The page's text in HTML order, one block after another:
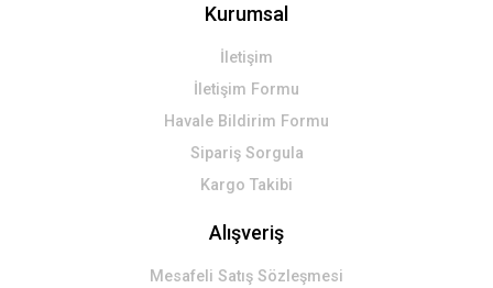
Gönder
Kurumsal
İletişim
İletişim Formu
Havale Bildirim Formu
Sipariş Sorgula
Kargo Takibi
Alışveriş
Mesafeli Satış Sözleşmesi